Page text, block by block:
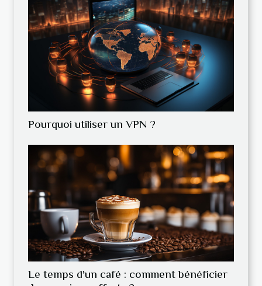
Pourquoi utiliser un VPN ?
Le temps d'un café : comment bénéficier